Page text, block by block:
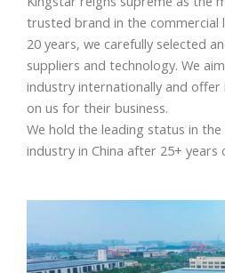
trusted brand in the commercial
20 years, we carefully selected
suppliers and technology. We
industry internationally and
on us for their business.
We hold the leading status in
industry in China after 25+ years